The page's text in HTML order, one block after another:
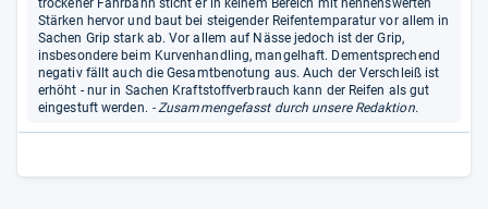
trockener Fahrbahn sticht er in keinem Bereich mit nennenswerten
Stärken hervor und baut bei steigender Reifentemparatur vor allem in
Sachen Grip stark ab. Vor allem auf Nässe jedoch ist der Grip,
insbesondere beim Kurvenhandling, mangelhaft. Dementsprechend
negativ fällt auch die Gesamtbenotung aus. Auch der Verschleiß ist
erhöht - nur in Sachen Kraftstoffverbrauch kann der Reifen als gut
eingestuft werden. - Zusammengefasst durch unsere Redaktion.